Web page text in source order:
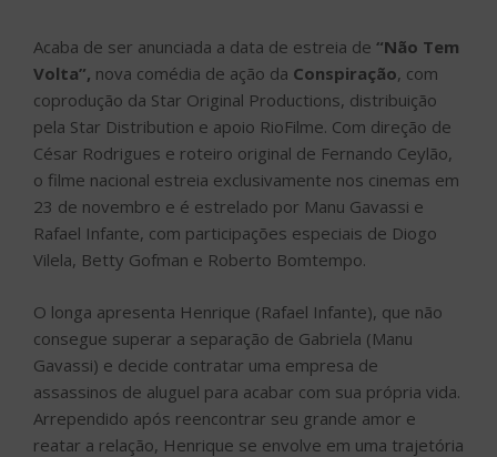
Acaba de ser anunciada a data de estreia de “Não Tem
Volta”, nova comédia de ação da Conspiração, com
coprodução da Star Original Productions, distribuição
pela Star Distribution e apoio RioFilme. Com direção de
César Rodrigues e roteiro original de Fernando Ceylão,
o filme nacional estreia exclusivamente nos cinemas em
23 de novembro e é estrelado por Manu Gavassi e
Rafael Infante, com participações especiais de Diogo
Vilela, Betty Gofman e Roberto Bomtempo.
O longa apresenta Henrique (Rafael Infante), que não
consegue superar a separação de Gabriela (Manu
Gavassi) e decide contratar uma empresa de
assassinos de aluguel para acabar com sua própria vida.
Arrependido após reencontrar seu grande amor e
reatar a relação, Henrique se envolve em uma trajetória